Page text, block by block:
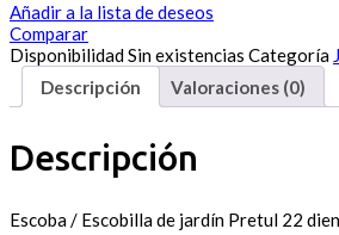
Añadir a la lista de deseos
Comparar
DisponibilidadSin existencias Categoría
Descripción
Valoraciones (0)
Descripción
Escoba / Escobilla de jardín Pretul 22